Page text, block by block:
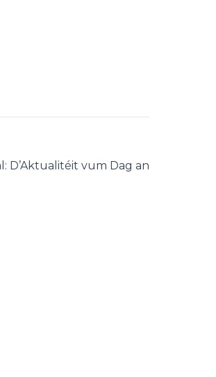
D’Aktualitéit vum Dag an